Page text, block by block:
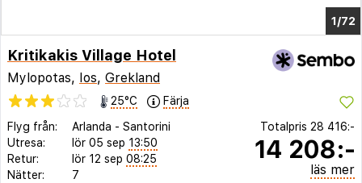
1/68
Kritikakis Village Hotel
Mylopotas, Ios, Grekland
25°C
Färja
Flyg från:
Arlanda - Santorini
Utresa:
lör 05 sep 13:50
Retur:
lör 12 sep 08:25
Nätter:
7
Totalpris 28 416:-
14 208:-
läs mer